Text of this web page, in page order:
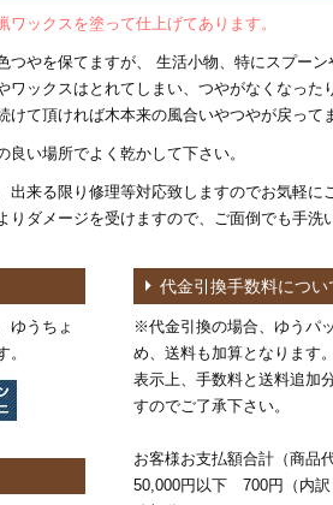
ックスを塗って仕上げてあります。
つやを保てますが、 生活小物、特にスプー
ックスはとれてしまい、つやがなくなった
て頂ければ木本来の風合いやつやが戻って
い場所でよく乾かして下さい。
来る限り修理等対応致しますのでお気軽に
ダメージを受けますので、ご面倒でも手洗
ゆうちょ
代金引換手数料につい
※代金引換の場合、ゆうパ
め、送料も加算となります。
表示上、手数料と送料追加
すのでご了承下さい。
お客様お支払額合計（商品
50,000円以下 700円（内